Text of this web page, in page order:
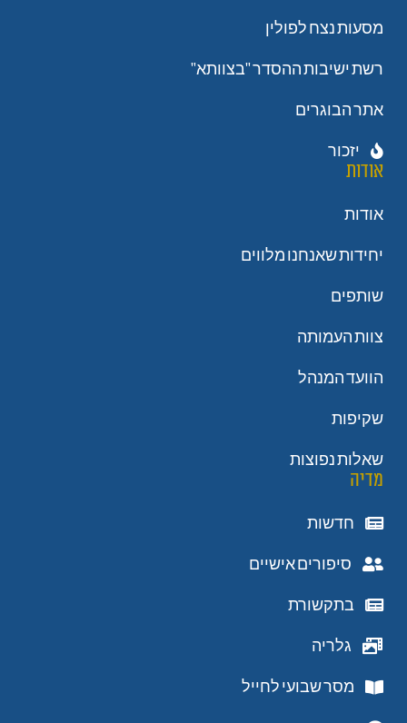
מסעות נצח לפולין
רשת ישיבות ההסדר "בצוותא"
אתר הבוגרים
יזכור
אודות
אודות
יחידות שאנחנו מלווים
שותפים
צוות העמותה
הוועד המנהל
שקיפות
שאלות נפוצות
מדיה
חדשות
סיפורים אישיים
בתקשורת
גלריה
מסר שבועי לחייל